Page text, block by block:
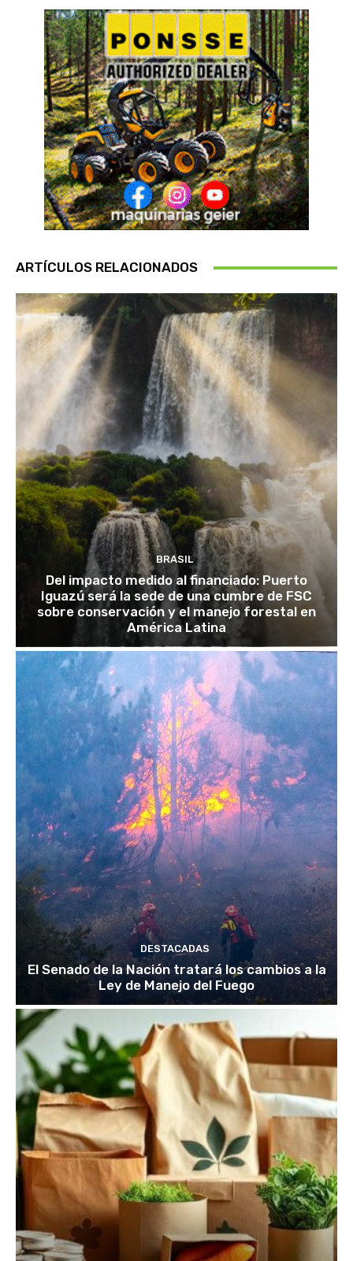
ARTÍCULOS RELACIONADOS
BRASIL
Del impacto medido al financiado: Puerto
Iguazú será la sede de una cumbre de FSC
sobre conservación y el manejo forestal en
América Latina
DESTACADAS
El Senado de la Nación tratará los cambios a la
Ley de Manejo del Fuego